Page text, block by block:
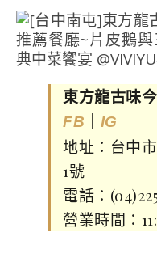
東方龍古味
FB ｜ IG
地址：台中
1號
電話：
營業時間：